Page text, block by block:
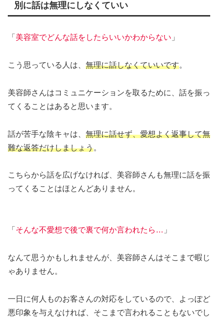
別に話は無理にしなくていい
「 美容室でどんな話をしたらいいかわからない 」
こう思っている人は、 無理に話しなくていいです。
美容師さんはコミュニケーションを取るために、話を振っ
てくることはあると思います。
話が苦手な陰キャは、 無理に話せず、愛想よく返事して無
難な返答だけしましょう。
こちらから話を広げなければ、美容師さんも無理に話を振
ってくることはほとんどありません。
「 そんな不愛想で後で裏で何か言われたら… 」
なんて思うかもしれませんが、美容師さんはそこまで暇じ
ゃありません。
一日に何人ものお客さんの対応をしているので、よっぽど
悪印象を与えなければ、そこまで言われることもないでし